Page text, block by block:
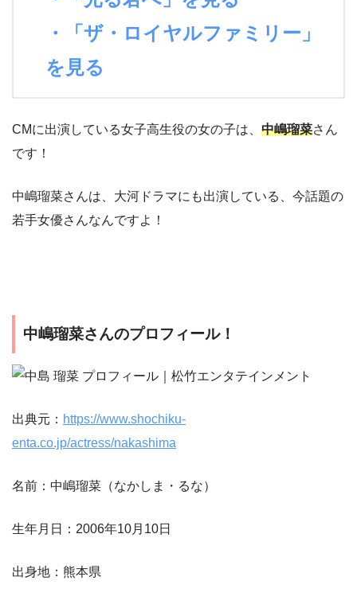
・「ザ・ロイヤルファミリー」
を見る
CMに出演している女子高生役の女の子は、 中嶋瑠菜さん
です！
中嶋瑠菜さんは、大河ドラマにも出演している、今話題の
若手女優さんなんですよ！
中嶋瑠菜さんのプロフィール！
出典元： https://www.shochiku-
enta.co.jp/actress/nakashima
名前：中嶋瑠菜（なかしま・るな）
生年月日：2006年10月10日
出身地：熊本県